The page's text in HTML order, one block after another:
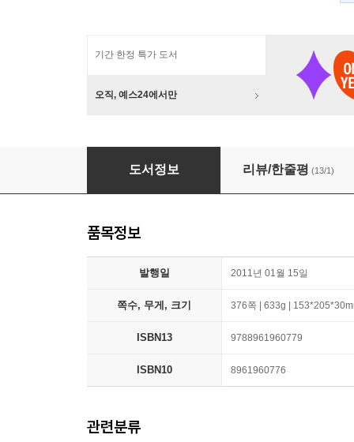
기간 한정 특가 도서
오직, 예스24에서만
인상파, 파리를 그리다
도서정보 리뷰/한줄평 (13/1)
품목정보
발행일 2011년 01월 15일
쪽수, 무게, 크기 376쪽 | 633g |
ISBN13 9788961960779
ISBN10 8961960776
관련분류